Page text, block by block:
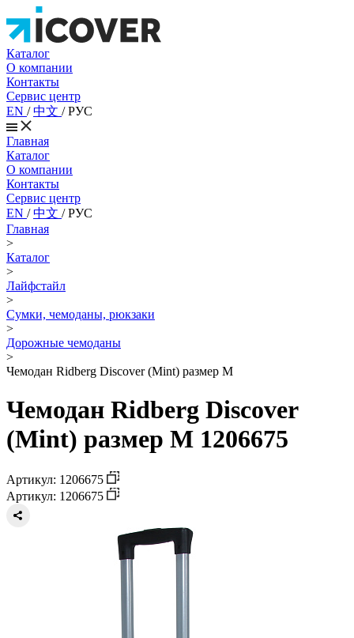
Каталог
О компании
Контакты
Сервис центр
EN /中文 /РУС
Главная
Каталог
О компании
Контакты
Сервис центр
EN /中文 /РУС
Главная
>
Каталог
>
Лайфстайл
>
Сумки, чемоданы, рюкзаки
>
Дорожные чемоданы
>
Чемодан Ridberg Discover (Mint) размер M
Чемодан Ridberg Discover
(Mint) размер M 1206675
Артикул: 1206675
Артикул: 1206675